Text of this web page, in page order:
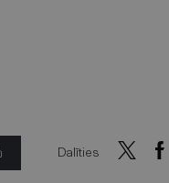
Dalīties